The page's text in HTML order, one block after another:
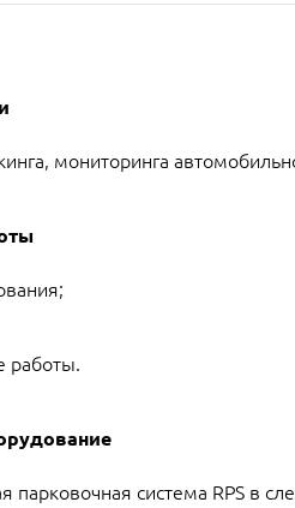
мониторинга
работы.
парковочная система RPS в